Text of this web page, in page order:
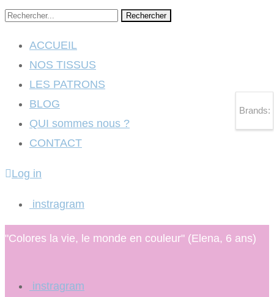
Rechercher
ACCUEIL
NOS TISSUS
LES PATRONS
BLOG
QUI sommes nous ?
CONTACT
Log in
instragram
"Colores la vie, le monde en couleur" (Elena, 6 ans)
instragram
Brands: